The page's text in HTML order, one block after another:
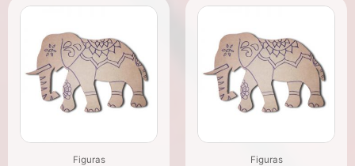
Figuras Figuras